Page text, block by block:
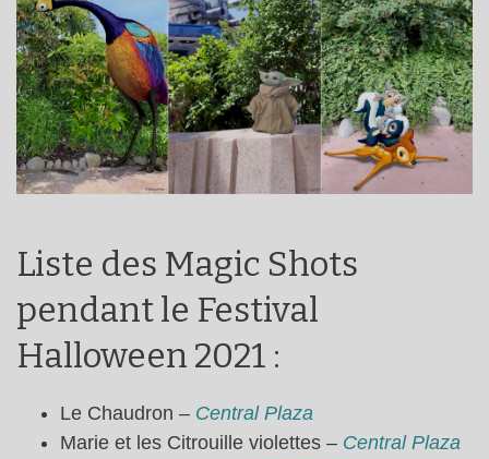
Liste des Magic Shots
pendant le Festival
Halloween 2021 :
Le Chaudron – Central Plaza
Marie et les Citrouille violettes – Central Plaza